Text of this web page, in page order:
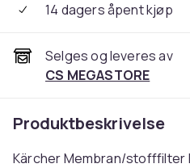
14 dagers åpent kjøp
Selges og leveres av
CS MEGASTORE
Produktbeskrivelse
Kärcher Membran/stofffilter